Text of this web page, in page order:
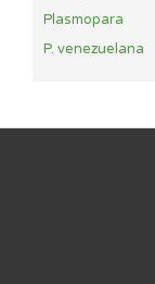
Plasmopara
P. venezuelana